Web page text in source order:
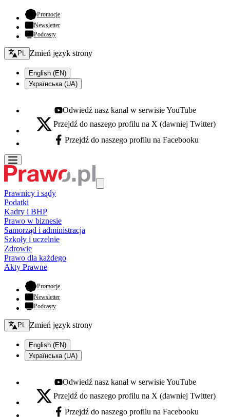
Promocje- otwiera się w nowej karcie
Newsletter
Podcasty
Zmień język - bieżący:
PL Zmień język strony
English (EN)
Українська (UA)
Youtube - otwiera się w nowej karcie
Odwiedź nasz kanał w serwisie YouTube
X - otwiera się w nowej karcie
Przejdź do naszego profilu na X (dawniej Twitter)
Facebook - otwiera się w nowej karcie
Przejdź do naszego profilu na Facebooku
Prawnicy i sądy
Podatki
Kadry i BHP
Prawo w biznesie
Samorząd i administracja
Szkoły i uczelnie
Zdrowie
Prawo dla każdego
Akty Prawne
Promocje- otwiera się w nowej karcie
Newsletter
Podcasty
Zmień język - bieżący:
PL Zmień język strony
English (EN)
Українська (UA)
Youtube - otwiera się w nowej karcie
Odwiedź nasz kanał w serwisie YouTube
X - otwiera się w nowej karcie
Przejdź do naszego profilu na X (dawniej Twitter)
Przejdź do naszego profilu na Facebooku